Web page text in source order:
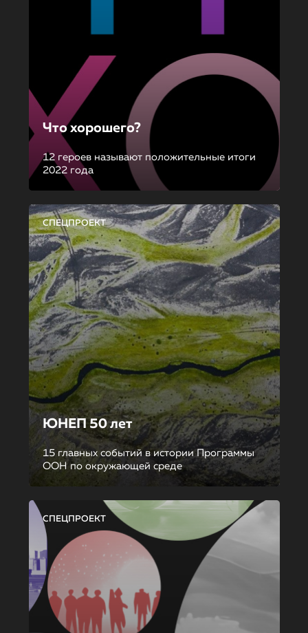
Что хорошего?
12 героев называют положительные итоги
2022 года
СПЕЦПРОЕКТ
ЮНЕП 50 лет
15 главных событий в истории Программы
ООН по окружающей среде
СПЕЦПРОЕКТ